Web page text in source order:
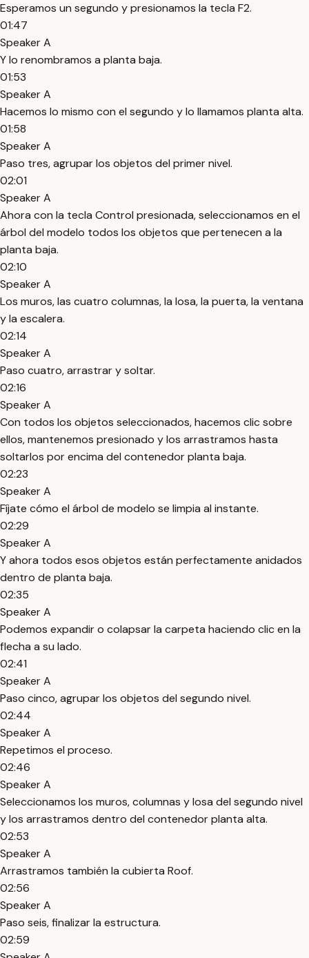
Esperamos un segundo y presionamos la tecla F2.
01:47
Speaker A
Y lo renombramos a planta baja.
01:53
Speaker A
Hacemos lo mismo con el segundo y lo llamamos planta alta.
01:58
Speaker A
Paso tres, agrupar los objetos del primer nivel.
02:01
Speaker A
Ahora con la tecla Control presionada, seleccionamos en el
árbol del modelo todos los objetos que pertenecen a la
planta baja.
02:10
Speaker A
Los muros, las cuatro columnas, la losa, la puerta, la ventana
y la escalera.
02:14
Speaker A
Paso cuatro, arrastrar y soltar.
02:16
Speaker A
Con todos los objetos seleccionados, hacemos clic sobre
ellos, mantenemos presionado y los arrastramos hasta
soltarlos por encima del contenedor planta baja.
02:23
Speaker A
Fíjate cómo el árbol de modelo se limpia al instante.
02:29
Speaker A
Y ahora todos esos objetos están perfectamente anidados
dentro de planta baja.
02:35
Speaker A
Podemos expandir o colapsar la carpeta haciendo clic en la
flecha a su lado.
02:41
Speaker A
Paso cinco, agrupar los objetos del segundo nivel.
02:44
Speaker A
Repetimos el proceso.
02:46
Speaker A
Seleccionamos los muros, columnas y losa del segundo nivel
y los arrastramos dentro del contenedor planta alta.
02:53
Speaker A
Arrastramos también la cubierta Roof.
02:56
Speaker A
Paso seis, finalizar la estructura.
02:59